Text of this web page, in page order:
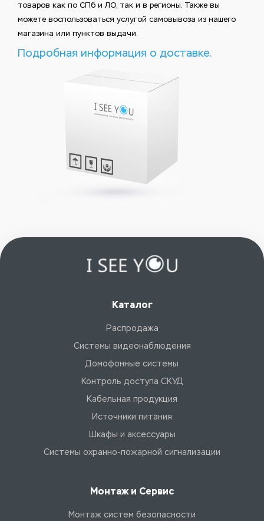
товаров как по СПб и ЛО, так и в регионы. Также вы
можете воспользоваться услугой самовывоза из нашего
магазина или пунктов выдачи.
Подробная информация о доставке.
Каталог
Распродажа
Системы видеонаблюдения
Домофонные системы
Контроль доступа СКУД
Кабельная продукция
Источники питания
Шкафы и аксессуары
Системы охранно-пожарной сигнализации
Монтаж и Сервис
Монтаж систем безопасности